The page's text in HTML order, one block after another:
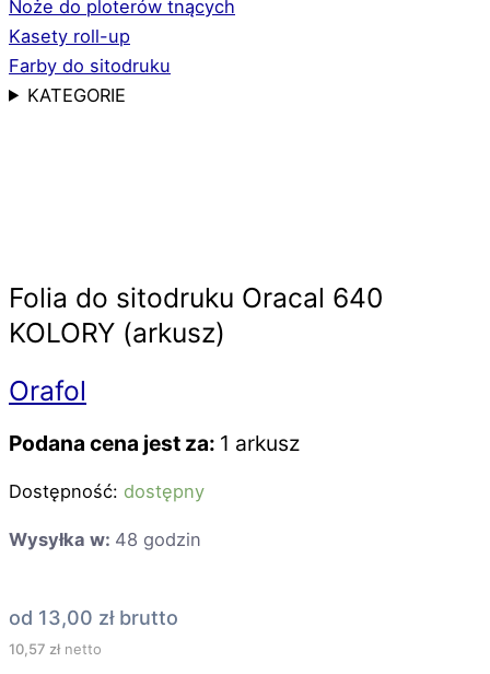
Noże do ploterów tnących
Kasety roll-up
Farby do sitodruku
KATEGORIE
Folia do sitodruku Oracal 640
KOLORY (arkusz)
Orafol
Podana cena jest za: 1 arkusz
Dostępność: dostępny
Wysyłka w: 48 godzin
od 13,00 złbrutto
10,57 złnetto